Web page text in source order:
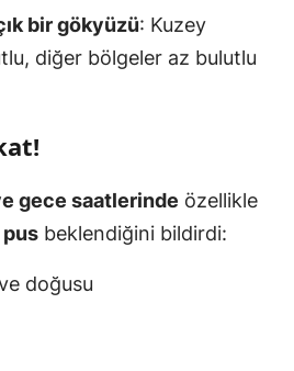
bir gökyüzü: Kuzey
diğer bölgeler az bulutlu
gece saatlerinde özellikle
beklendiğini bildirdi:
doğusu